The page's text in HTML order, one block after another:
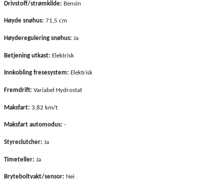
Drivstoff/strømkilde: Bensin
Høyde snøhus: 71,5 cm
Høyderegulering snøhus: Ja
Betjening utkast: Elektrisk
Innkobling fresesystem: Elektrisk
Fremdrift: Variabel Hydrostat
Maksfart: 3,82 km/t
Maksfart automodus: -
Styreclutcher: Ja
Timeteller: Ja
Bryteboltvakt/sensor: Nei